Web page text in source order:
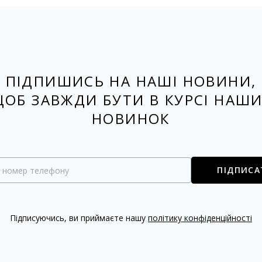
ПІДПИШИСЬ НА НАШІ НОВИНИ,
ЗАВЖДИ БУТИ В КУРСІ
НОВИНОК
Підписуючись, ви приймаєте нашу політику конфіденційності